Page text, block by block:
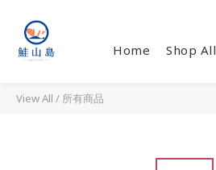
Home Shop All
View All / 所有商品